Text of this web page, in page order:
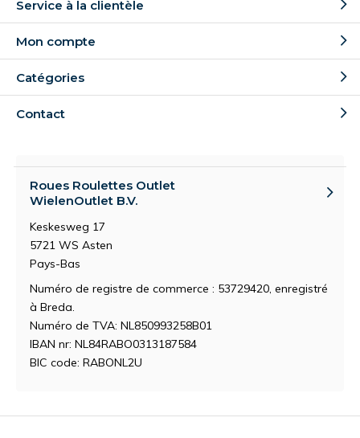
Service à la clientèle
Mon compte
Catégories
Contact
Roues Roulettes Outlet
WielenOutlet B.V.
Keskesweg 17
5721 WS Asten
Pays-Bas
Numéro de registre de commerce : 53729420, enregistré
à Breda.
Numéro de TVA: NL850993258B01
IBAN nr: NL84RABO0313187584
BIC code: RABONL2U